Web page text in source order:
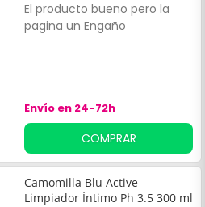
El producto bueno pero la
pagina un Engaño
Envío en 24-72h
COMPRAR
Camomilla Blu Active
Limpiador Íntimo Ph 3.5 300 ml